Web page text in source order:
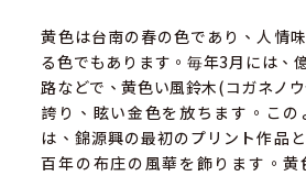
黄色は台南の春の色であり、人情
る色でもあります。毎年3月には、
路などで、黄色い風鈴木(コガネノ
誇り、眩い金色を放ちます。この
は、錦源興の最初のプリント作品
百年の布庄の風華を飾ります。